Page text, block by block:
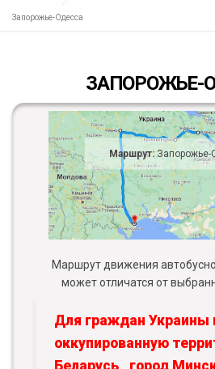
Запорожье-Одесса
ЗАПОРОЖЬЕ-
Маршрут:Запорожье-
Маршрут движения
может отличатся от
Для граждан Украины
оккупированную
Беларусь , город